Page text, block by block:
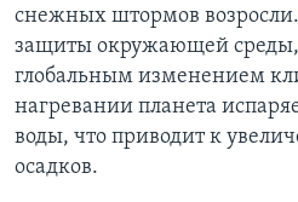
снежных штормов
защиты окружающей среды,
глобальным изменением
нагревании планета
воды, что приводит к
осадков.